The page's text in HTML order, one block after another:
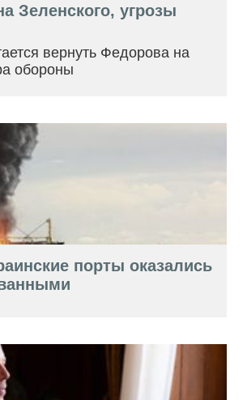
Зеленского, угрозы
вернуть Федорова на
обороны
порты оказались